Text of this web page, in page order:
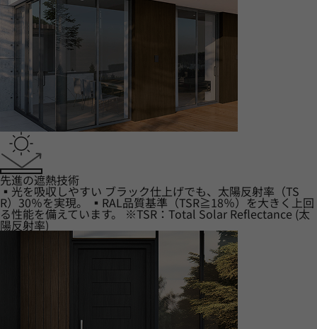
先進の遮熱技術
▪光を吸収しやすい ブラック仕上げでも、太陽反射率（TS
R）30％を実現。 ▪RAL品質基準（TSR≧18％）を大きく上回
る性能を備えています。 ※TSR：Total Solar Reflectance (太
陽反射率)